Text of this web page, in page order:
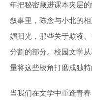
年把秘密藏进课本夹层
叙事里，陈念与小北的
媚阳光，那些关于欺凌
分割的部分。校园文学
量将这些棱角打磨成独特
当我们在文学中重逢青